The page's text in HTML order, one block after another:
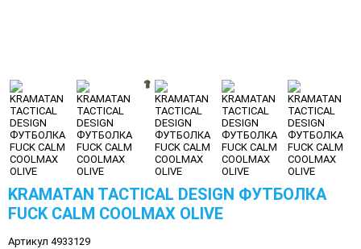
KRAMATAN TACTICAL DESIGN ФУТБОЛКА
FUCK CALM COOLMAX OLIVE
Артикул 4933129